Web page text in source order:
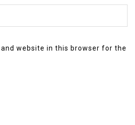
website in this browser for the